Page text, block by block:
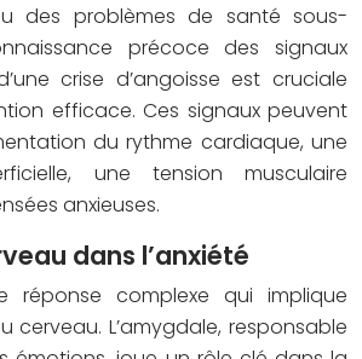
des problèmes de santé sous-
précoce des signaux
crise d’angoisse est cruciale
efficace. Ces signaux peuvent
du rythme cardiaque, une
une tension musculaire
anxieuses.
dans l’anxiété
réponse complexe qui implique
cerveau. L’amygdale, responsable